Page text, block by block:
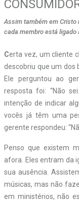
Assim também em Cristo
cada membro está ligado
Certa vez, um cliente
descobriu que um dos
Ele perguntou ao
resposta foi: “Não
intenção de indicar
vocês já têm uma
gerente respondeu:
Penso que existem
afora. Eles entram da
sua ausência.
músicas, mas não
em ministérios, não